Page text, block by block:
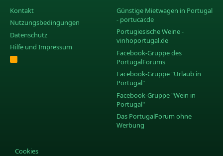
Kontakt
Nutzungsbedingungen
Datenschutz
Hilfe und Impressum
R
Günstige Mietwagen in Portugal
- portucar.de
Portugiesische Weine -
vinhoportugal.de
Facebook-Gruppe des
PortugalForums
Facebook-Gruppe "Urlaub in
Portugal"
Facebook-Gruppe "Wein in
Portugal"
Das PortugalForum ohne
Werbung
Cookies